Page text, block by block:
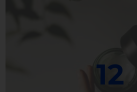
12